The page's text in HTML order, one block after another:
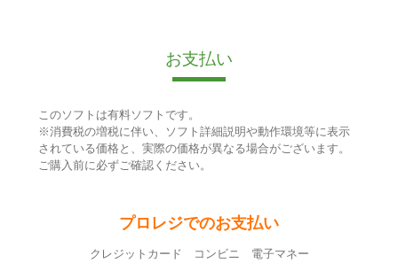
お支払い
このソフトは有料ソフトです。
※消費税の増税に伴い、ソフト詳細説明や動作環境等に表示
されている価格と、実際の価格が異なる場合がございます。
ご購入前に必ずご確認ください。
プロレジでのお支払い
クレジットカード コンビニ 電子マネー